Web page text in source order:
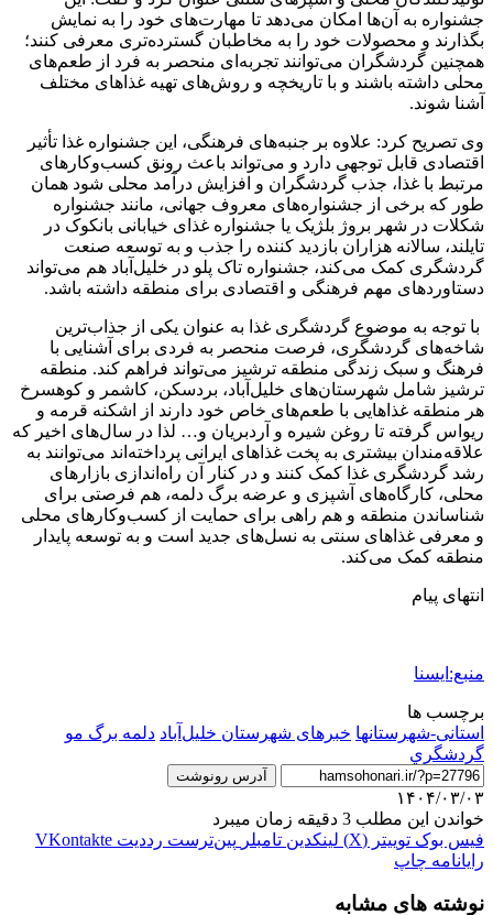
جشنواره‌ به آن‌ها امکان می‌دهد تا مهارت‌های خود را به نمایش
بگذارند و محصولات خود را به مخاطبان گسترده‌تری معرفی کنند؛
همچنین گردشگران می‌توانند تجربه‌ای منحصر به فرد از طعم‌های
محلی داشته باشند و با تاریخچه و روش‌های تهیه غذاهای مختلف
آشنا شوند.
وی تصریح کرد: علاوه بر جنبه‌های فرهنگی، این جشنواره‌ غذا تأثیر
اقتصادی قابل توجهی دارد و می‌تواند باعث رونق کسب‌وکارهای
مرتبط با غذا، جذب گردشگران و افزایش درآمد محلی ‌شود همان
طور که برخی از جشنواره‌های معروف جهانی، مانند جشنواره
شکلات در شهر بروژ بلژیک یا جشنواره غذای خیابانی بانکوک در
تایلند، سالانه هزاران بازدید کننده را جذب و به توسعه صنعت
گردشگری کمک می‌کند، جشنواره تاک پلو در خلیل‌آباد هم می‌تواند
دستاوردهای مهم فرهنگی و اقتصادی برای منطقه داشته باشد.
با توجه به موضوع گردشگری غذا به عنوان یکی از جذاب‌ترین
شاخه‌های گردشگری، فرصت منحصر به ‌فردی برای آشنایی با
فرهنگ و سبک زندگی منطقه ترشیز می‌تواند فراهم ‌کند. منطقه
ترشیز شامل شهرستان‌های خلیل‌آباد، بردسکن، کاشمر و کوهسرخ
هر منطقه غذاهایی با طعم‌های خاص خود دارند از اشکنه قرمه و
ریواس گرفته تا روغن شیره و آردبریان و… لذا در سال‌های اخیر که
علاقه‌مندان بیشتری به پخت غذاهای ایرانی پرداخته‌اند می‌توانند به
رشد گردشگری غذا کمک کنند و در کنار آن راه‌اندازی بازارهای
محلی، کارگاه‌های آشپزی و عرضه برگ دلمه، هم فرصتی برای
شناساندن منطقه و هم راهی برای حمایت از کسب‌وکارهای محلی
و معرفی غذاهای سنتی به نسل‌های جدید است و به توسعه پایدار
منطقه کمک می‌کند.
انتهای پیام
منبع:ایسنا
برچسب ها
استانی-شهرستانها خبرهای شهرستان خلیل‌آباد دلمه برگ مو
گردشگري
آدرس رونوشت
۱۴۰۴/۰۳/۰۳
خواندن این مطلب 3 دقیقه زمان میبرد
فیس بوک توییتر (X) لینکدین ‫تامبلر ‫پین‌ترست ‫رددیت ‫VKontakte
رایانامه چاپ
نوشته های مشابه